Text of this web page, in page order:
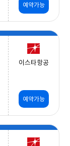
예약가능
이스타항공
예약가능